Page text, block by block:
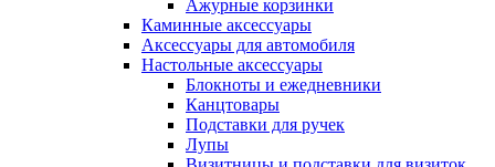
Ажурные корзинки
Каминные аксессуары
Аксессуары для автомобиля
Настольные аксессуары
Блокноты и ежедневники
Канцтовары
Подставки для ручек
Лупы